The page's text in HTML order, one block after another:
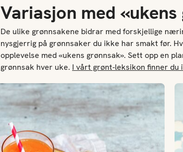
Variasjon med «ukens
De ulike grønnsakene bidrar med forskjellige
nysgjerrig på grønnsaker du ikke har smakt før.
opplevelse med «ukens grønnsak». Sett opp en
grønnsak hver uke. I vårt grønt-leksikon finner du